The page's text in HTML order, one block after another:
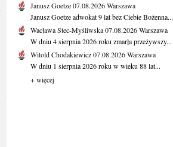
Janusz Goetze07.08.2026Warszawa
Janusz Goetze adwokat 9 lat bez Ciebie Bożenna...
Wacława Stec-Myśliwska07.08.2026Warszawa
W dniu 4 sierpnia 2026 roku zmarła przeżywszy...
Witold Chodakiewicz07.08.2026Warszawa
W dniu 1 sierpnia 2026 roku w wieku 88 lat...
+ więcej